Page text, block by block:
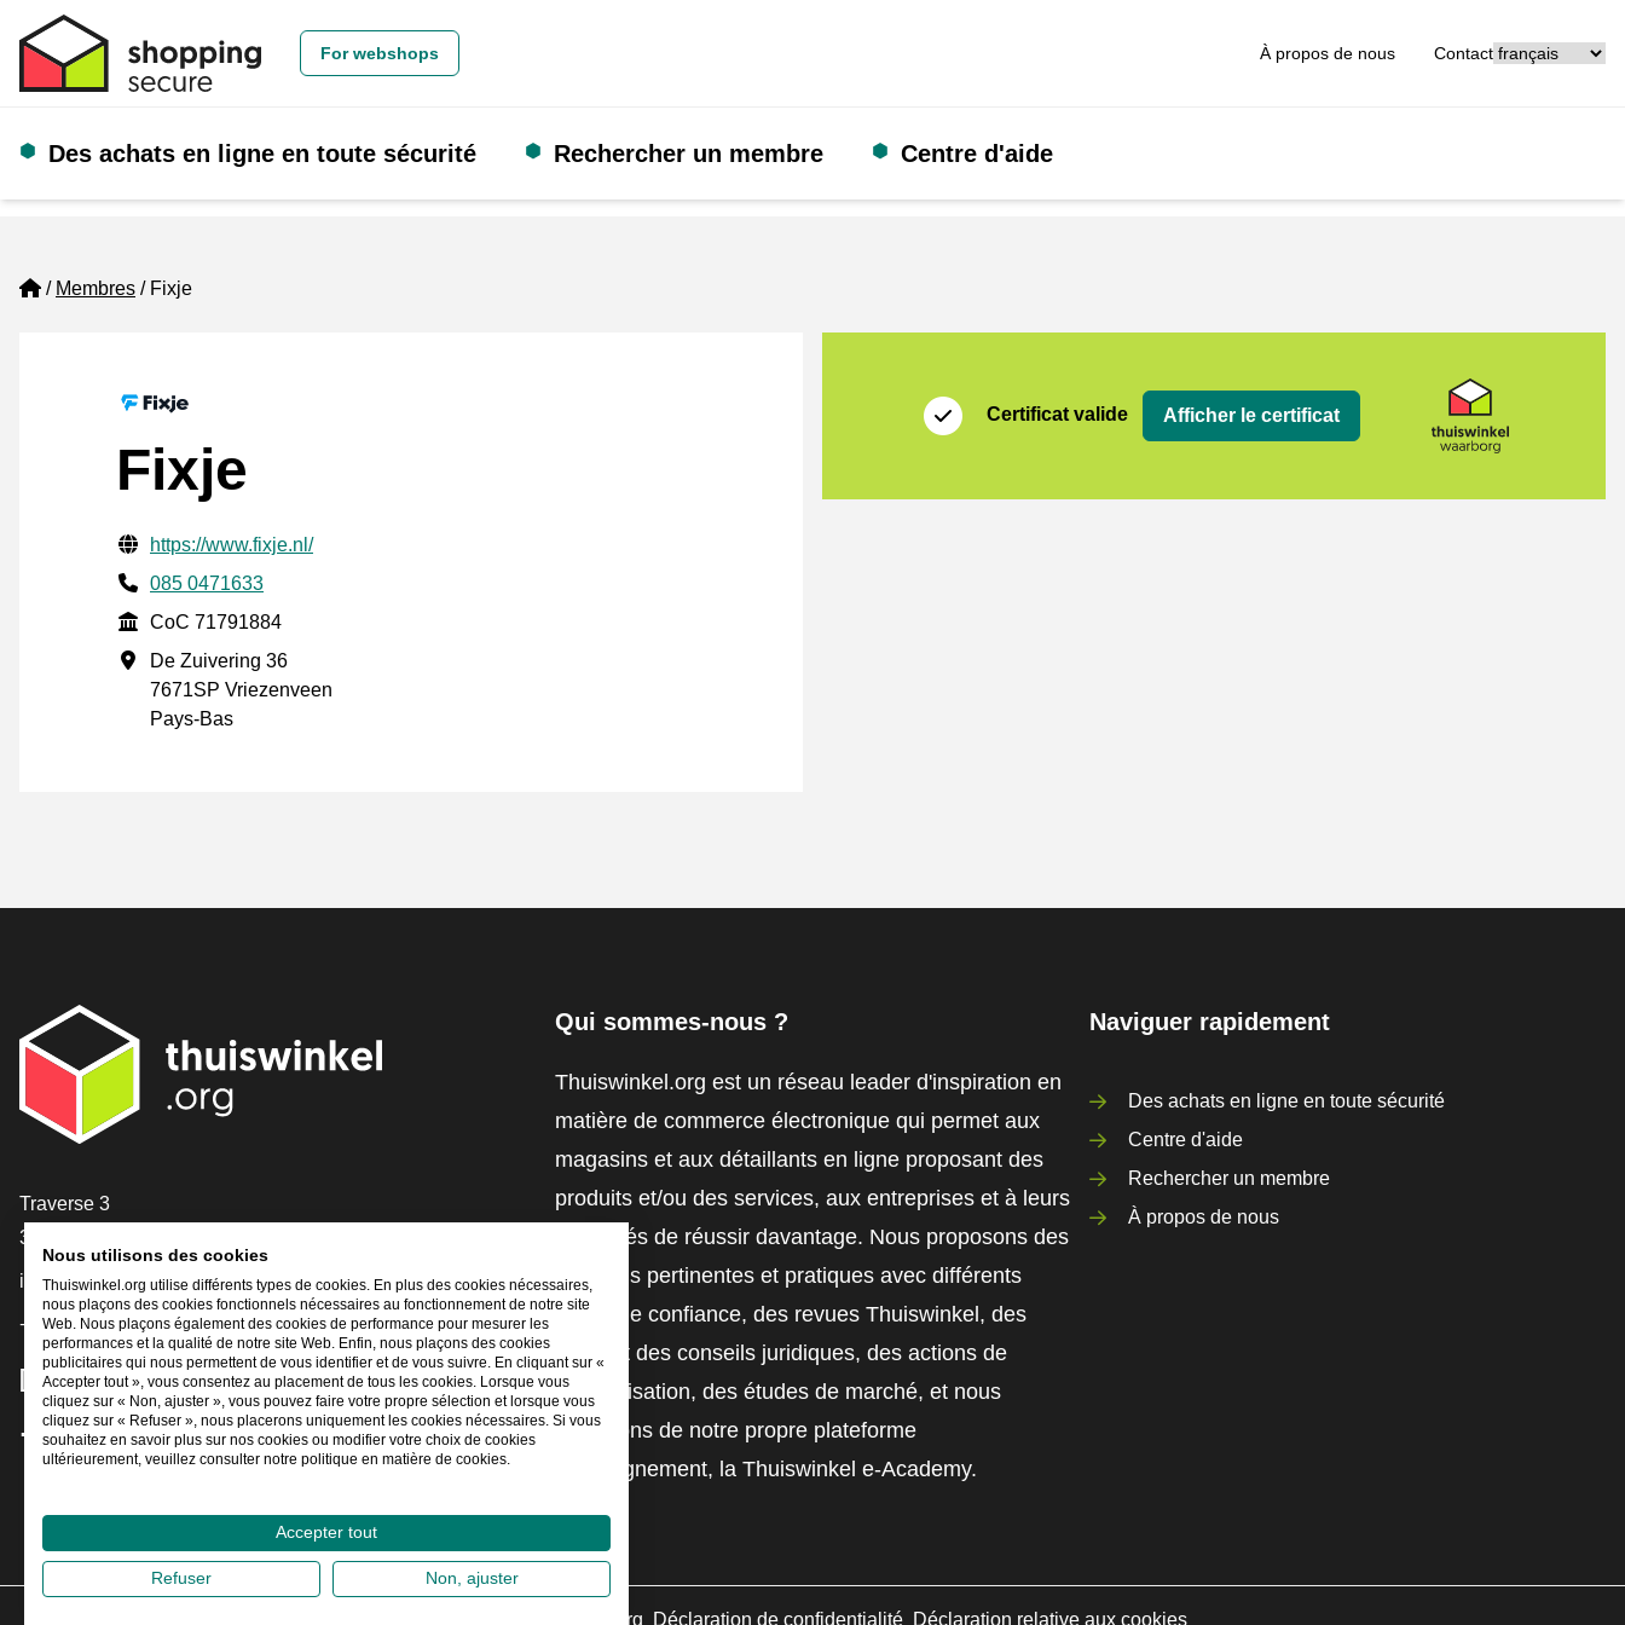
For webshops À propos de nous Contact
Des achats en ligne en toute sécurité Rechercher un membre Centre d'aide
Home
Membres Fixje
Fixje
Informations de contact vérifiées
Website URL
https://www.fixje.nl/
Phone number
085 0471633
CoC
CoC 71791884
Adresse professionnelle
De Zuivering 36
7671SP Vriezenveen
Pays-Bas
Certificat valide Afficher le certificat
[_General:Contact]
Traverse 3
3905 NL Veenendaal
info@thuiswinkel.org
+31 (0)318 64 85 75
[_General:SocialMediaTitle]
Facebook
X LinkedIn
Instagram
YouTube
Qui sommes-nous ?
Thuiswinkel.org est un réseau leader d'inspiration en
matière de commerce électronique qui permet aux
magasins et aux détaillants en ligne proposant des
produits et/ou des services, aux entreprises et à leurs
employés de réussir davantage. Nous proposons des
solutions pertinentes et pratiques avec différents
labels de confiance, des revues Thuiswinkel, des
outils et des conseils juridiques, des actions de
sensibilisation, des études de marché, et nous
disposons de notre propre plateforme
d'enseignement, la Thuiswinkel e-Academy.
Naviguer rapidement
Des achats en ligne en toute sécurité
Centre d'aide
Rechercher un membre
À propos de nous
Thuiswinkel.org Déclaration de confidentialité Déclaration relative aux cookies
Nous utilisons des cookies
Thuiswinkel.org utilise différents types de cookies. En plus des cookies nécessaires,
nous plaçons des cookies fonctionnels nécessaires au fonctionnement de notre site
Web. Nous plaçons également des cookies de performance pour mesurer les
performances et la qualité de notre site Web. Enfin, nous plaçons des cookies
publicitaires qui nous permettent de vous identifier et de vous suivre. En cliquant sur «
Accepter tout », vous consentez au placement de tous les cookies. Lorsque vous
cliquez sur « Non, ajuster », vous pouvez faire votre propre sélection et lorsque vous
cliquez sur « Refuser », nous placerons uniquement les cookies nécessaires. Si vous
souhaitez en savoir plus sur nos cookies ou modifier votre choix de cookies
ultérieurement, veuillez consulter notre politique en matière de cookies.
Accepter tout
Refuser Non, ajuster